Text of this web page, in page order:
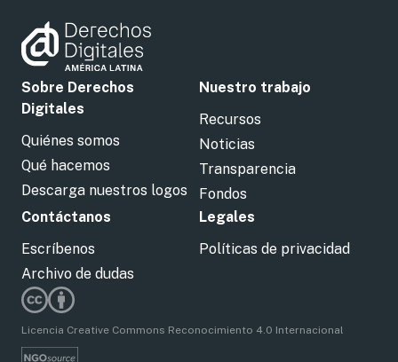
Sobre Derechos
Digitales
Quiénes somos
Qué hacemos
Descarga nuestros logos
Nuestro trabajo
Recursos
Noticias
Transparencia
Fondos
Contáctanos
Escríbenos
Archivo de dudas
Legales
Políticas de privacidad
Licencia Creative Commons Reconocimiento 4.0 Internacional